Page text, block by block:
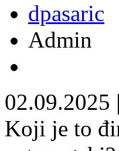
dpasaric
Admin
02.09.2025 |
Koji je to